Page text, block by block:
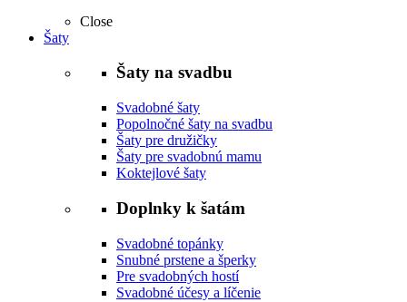
Close
Šaty
Šaty na svadbu
Svadobné šaty
Popolnočné šaty na svadbu
Šaty pre družičky
Šaty pre svadobnú mamu
Koktejlové šaty
Doplnky k šatám
Svadobné topánky
Snubné prstene a šperky
Pre svadobných hostí
Svadobné účesy a líčenie